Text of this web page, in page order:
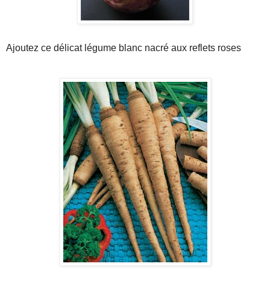
Ajoutez ce délicat légume blanc nacré aux reflets roses